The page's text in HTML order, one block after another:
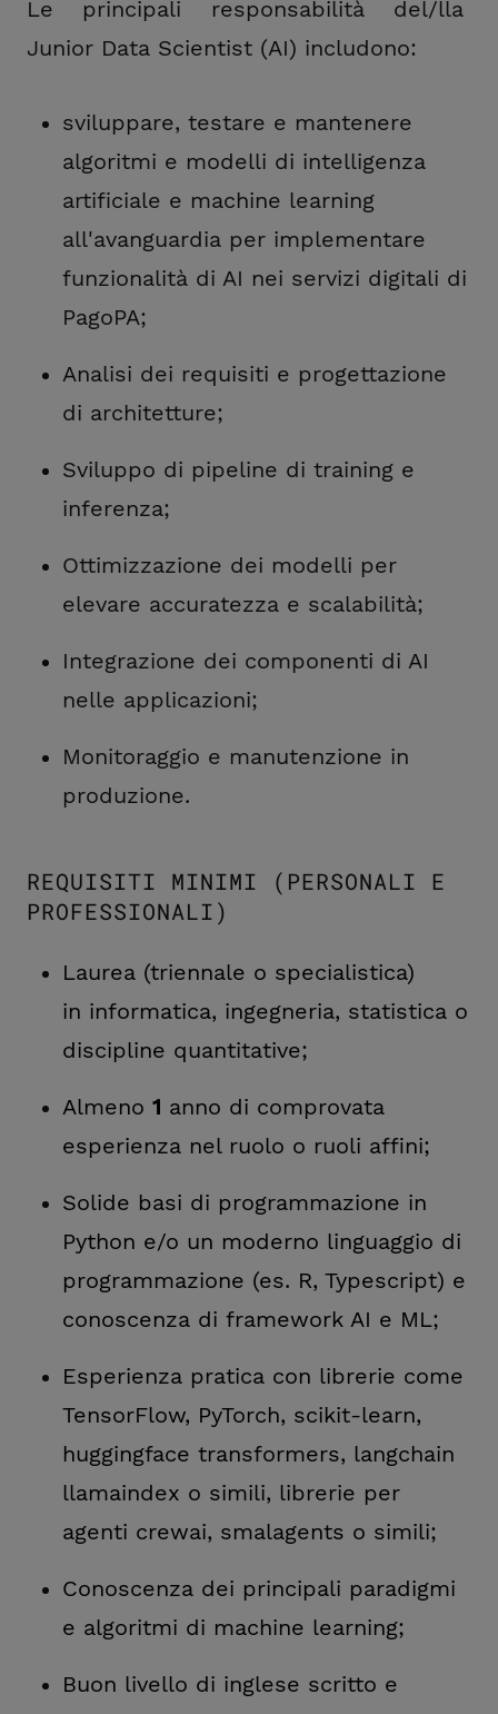
Le principali responsabilità del/lla
Junior Data Scientist (AI) includono:
sviluppare, testare e mantenere
algoritmi e modelli di intelligenza
artificiale e machine learning
all'avanguardia per implementare
funzionalità di AI nei servizi digitali di
PagoPA;
Analisi dei requisiti e progettazione
di architetture;
Sviluppo di pipeline di training e
inferenza;
Ottimizzazione dei modelli per
elevare accuratezza e scalabilità;
Integrazione dei componenti di AI
nelle applicazioni;
Monitoraggio e manutenzione in
produzione.
REQUISITI MINIMI (PERSONALI E
PROFESSIONALI)
Laurea (triennale o specialistica)
in informatica, ingegneria, statistica o
discipline quantitative;
Almeno 1 anno di comprovata
esperienza nel ruolo o ruoli affini;
Solide basi di programmazione in
Python e/o un moderno linguaggio di
programmazione (es. R, Typescript) e
conoscenza di framework AI e ML;
Esperienza pratica con librerie come
TensorFlow, PyTorch, scikit-learn,
huggingface transformers, langchain
llamaindex o simili, librerie per
agenti crewai, smalagents o simili;
Conoscenza dei principali paradigmi
e algoritmi di machine learning;
Buon livello di inglese scritto e